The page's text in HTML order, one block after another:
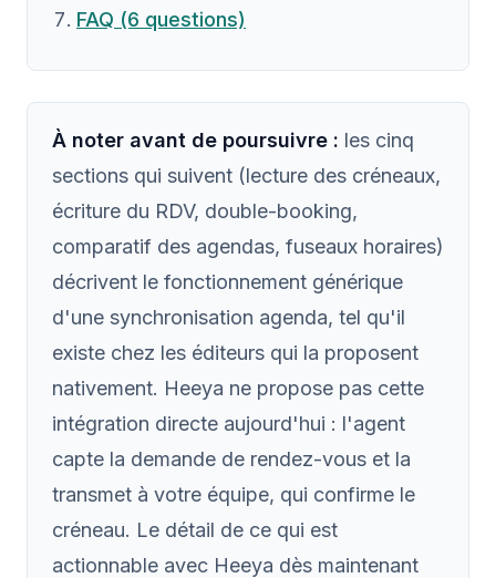
FAQ (6 questions)
À noter avant de poursuivre : les cinq
sections qui suivent (lecture des créneaux,
écriture du RDV, double-booking,
comparatif des agendas, fuseaux horaires)
décrivent le fonctionnement générique
d'une synchronisation agenda, tel qu'il
existe chez les éditeurs qui la proposent
nativement. Heeya ne propose pas cette
intégration directe aujourd'hui : l'agent
capte la demande de rendez-vous et la
transmet à votre équipe, qui confirme le
créneau. Le détail de ce qui est
actionnable avec Heeya dès maintenant